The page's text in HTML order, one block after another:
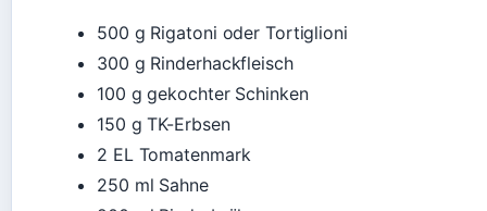
500 g Rigatoni oder Tortiglioni
300 g Rinderhackfleisch
100 g gekochter Schinken
150 g TK-Erbsen
2 EL Tomatenmark
250 ml Sahne